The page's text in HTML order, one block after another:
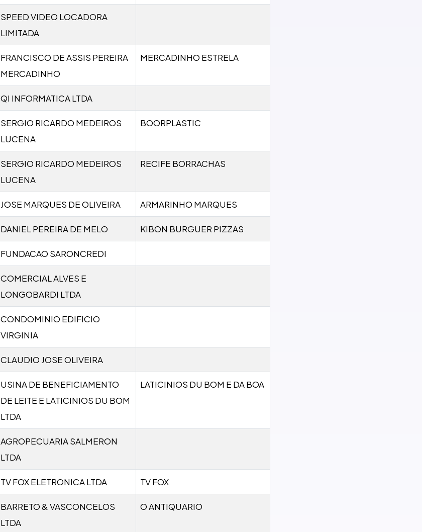
SPEED VIDEO LOCADORA
LIMITADA
FRANCISCO DE ASSIS PEREIRA
MERCADINHO
MERCADINHO ESTRELA
QI INFORMATICA LTDA
SERGIO RICARDO MEDEIROS
LUCENA
BOORPLASTIC
SERGIO RICARDO MEDEIROS
LUCENA
RECIFE BORRACHAS
JOSE MARQUES DE OLIVEIRA ARMARINHO MARQUES
DANIEL PEREIRA DE MELO KIBON BURGUER PIZZAS
FUNDACAO SARONCREDI
COMERCIAL ALVES E
LONGOBARDI LTDA
CONDOMINIO EDIFICIO
VIRGINIA
CLAUDIO JOSE OLIVEIRA
USINA DE BENEFICIAMENTO
DE LEITE E LATICINIOS DU BOM
LTDA
LATICINIOS DU BOM E DA BOA
AGROPECUARIA SALMERON
LTDA
TV FOX ELETRONICA LTDA TV FOX
BARRETO & VASCONCELOS
LTDA
O ANTIQUARIO